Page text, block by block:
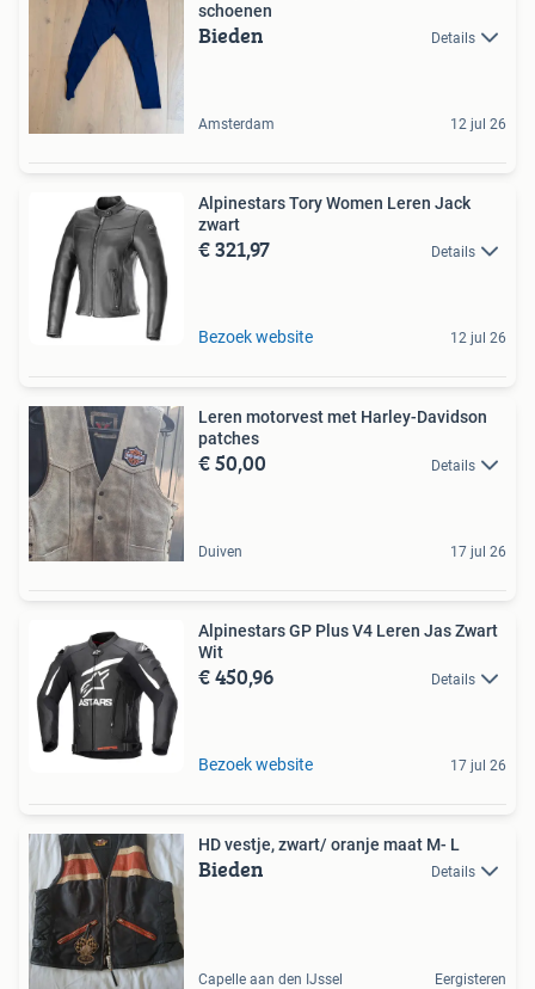
schoenen
Bieden Details
Amsterdam 12 jul 26
Alpinestars Tory Women Leren Jack
zwart
€ 321,97 Details
Bezoek website 12 jul 26
Leren motorvest met Harley-Davidson
patches
€ 50,00 Details
Duiven 17 jul 26
Alpinestars GP Plus V4 Leren Jas Zwart
Wit
€ 450,96 Details
Bezoek website 17 jul 26
HD vestje, zwart/ oranje maat M- L
Bieden Details
Capelle aan den IJssel Eergisteren